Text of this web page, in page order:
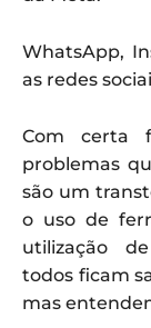
WhatsApp,
as redes
Com certa
problemas
são um
o uso de
utilização
todos ficam
mas